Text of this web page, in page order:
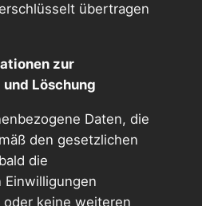
übertragen
zur
Löschung
Daten, die
den gesetzlichen
die
Einwilligungen
keine weiteren